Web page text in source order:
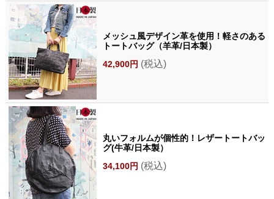
メッシュ風デザイン革を使用！軽さのある
トートバッグ（羊革/日本製）
42,900円 (税込)
丸いフォルムが個性的！レザートートバッ
グ(牛革/日本製）
34,100円 (税込)